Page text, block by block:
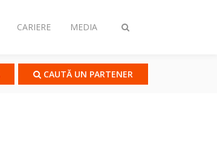
Comutare
CARIERE MEDIA
CAUTĂ UN PARTENER